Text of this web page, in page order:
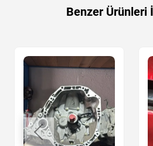
Benzer Ürünleri